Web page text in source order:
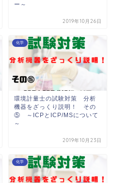
ー～
2019年10月26日
化学
環境計量士の試験対策 分析
機器をざっくり説明！ その
⑤ ～ICPとICP/MSについて
～
2019年10月23日
化学